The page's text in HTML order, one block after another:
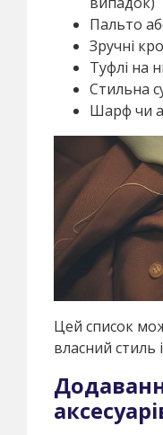
Пальто
Зручні
Туфлі на
Стильна
Шарф чи
Цей список
власний стиль